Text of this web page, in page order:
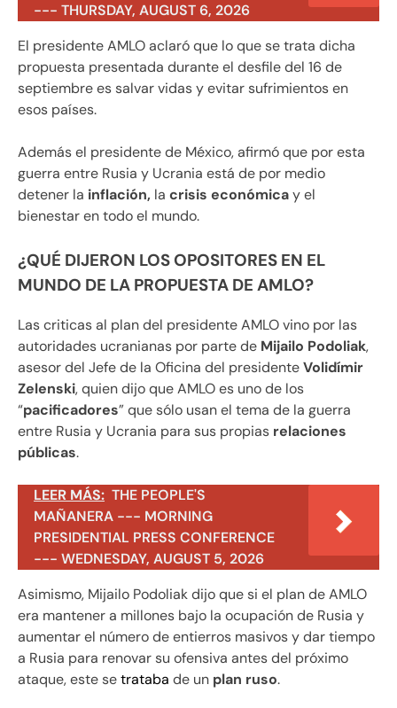
--- THURSDAY, AUGUST 6, 2026
El presidente AMLO aclaró que lo que se trata dicha
propuesta presentada durante el desfile del 16 de
septiembre es salvar vidas y evitar sufrimientos en
esos países.
Además el presidente de México, afirmó que por esta
guerra entre Rusia y Ucrania está de por medio
detener la inflación, la crisis económicay el
bienestar en todo el mundo.
¿QUÉ DIJERON LOS OPOSITORES EN EL
MUNDO DE LA PROPUESTA DE AMLO?
Las criticas al plan del presidente AMLO vino por las
autoridades ucranianas por parte de Mijailo Podoliak,
asesor del Jefe de la Oficina del presidenteVolidímir
Zelenski, quien dijo que AMLO es uno de los
“pacificadores” que sólo usan el tema de la guerra
entre Rusia y Ucrania para sus propias relaciones
públicas.
LEER MÁS: THE PEOPLE'S
MAÑANERA --- MORNING
PRESIDENTIAL PRESS CONFERENCE
--- WEDNESDAY, AUGUST 5, 2026
Asimismo, Mijailo Podoliak dijo que si el plan de AMLO
era mantener a millones bajo la ocupación de Rusia y
aumentar el número de entierros masivos y dar tiempo
a Rusia para renovar su ofensiva antes del próximo
ataque, este setrataba de un plan ruso.